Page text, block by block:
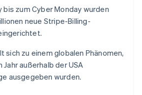
Sektor
Integrationen
Beispiele
Blog
Status
bis zum Cyber Monday wurden
neue Stripe-Billing-
sich zu einem globalen Phänomen,
außerhalb der USA
ausgegeben wurden.